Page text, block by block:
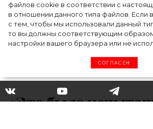
файлов cookie в соответствии с
в отношении данного типа файлов. Если
с тем, чтобы мы использовали данный
то вы должны соответствующим
настройки вашего браузера или не
СОГЛАСЕН
«Это было